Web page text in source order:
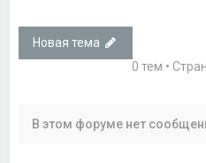
Новая тема
0 тем •
В этом форуме нет